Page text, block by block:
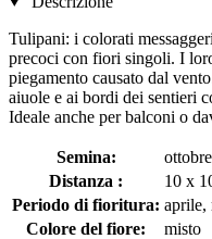
Tulipani: i colorati
precoci con fiori singoli. I
piegamento causato dal
aiuole e ai bordi dei sentieri
Ideale anche per balconi o
Semina:
Distanza :
10 x
Periodo di fioritura: aprile,
Colore del fiore:
misto